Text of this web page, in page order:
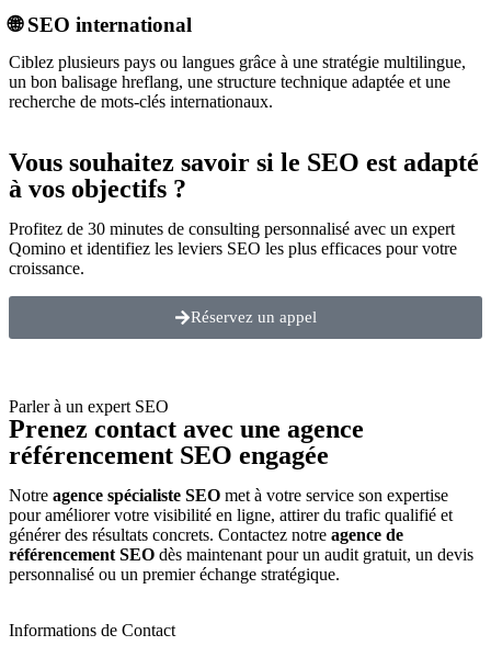
🌐 SEO international
Ciblez plusieurs pays ou langues grâce à une stratégie multilingue,
un bon balisage hreflang, une structure technique adaptée et une
recherche de mots-clés internationaux.
Vous souhaitez savoir si le SEO est adapté
à vos objectifs ?
Profitez de 30 minutes de consulting personnalisé avec un expert
Qomino et identifiez les leviers SEO les plus efficaces pour votre
croissance.
Réservez un appel
Parler à un expert SEO
Prenez contact avec une agence
référencement SEO engagée
Notre agence spécialiste SEO met à votre service son expertise
pour améliorer votre visibilité en ligne, attirer du trafic qualifié et
générer des résultats concrets. Contactez notre agence de
référencement SEO dès maintenant pour un audit gratuit, un devis
personnalisé ou un premier échange stratégique.
Informations de Contact